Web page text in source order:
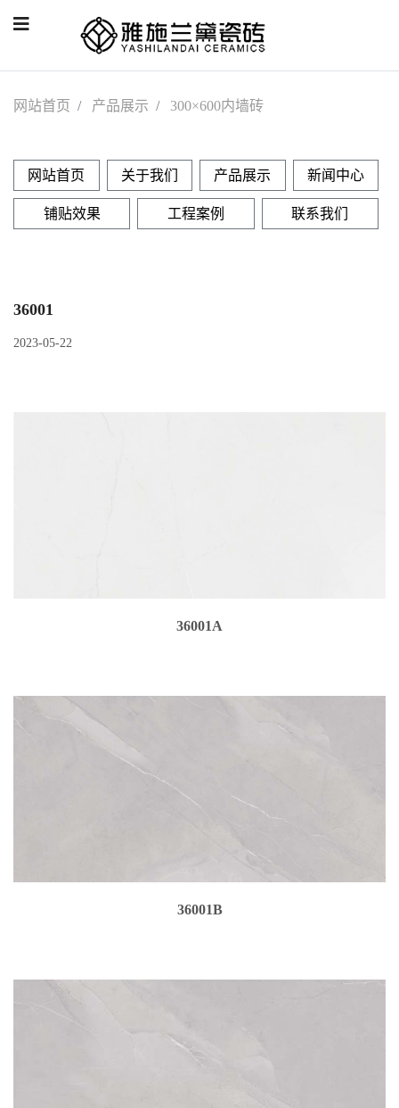
网站首页 产品展示 300×600内墙砖
网站首页 关于我们 产品展示 新闻中心
铺贴效果 工程案例 联系我们
36001
2023-05-22
36001A
36001B